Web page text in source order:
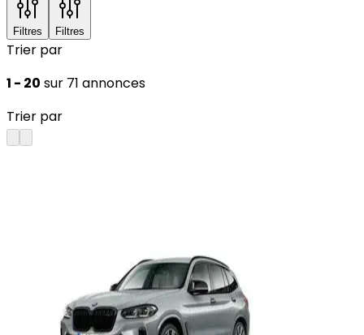
Filtres Filtres
Trier par
1 - 20 sur 71 annonces
Trier par